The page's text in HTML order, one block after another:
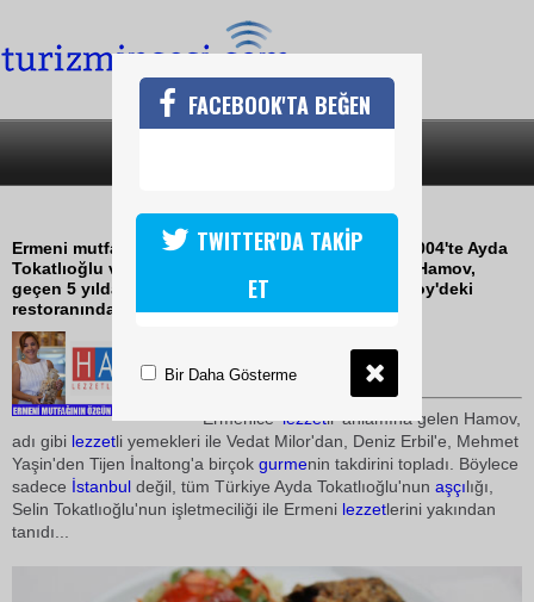
ERMENİ MUTFAĞI MODADA
Ermeni mutfağını İstanbullularla tanıştırmak için 2004'te Ayda
Tokatlıoğlu ve kızı Selin Tokatlıoğlu'nun kurduğu Hamov,
geçen 5 yılda birçok İstanbulluyu ve ünlüyü Ferikoy'deki
restoranında ağırladı
TURİZMİN SESİ
Ermenice 'lezzetli' anlamına gelen Hamov,
adı gibi lezzetli yemekleri ile Vedat Milor'dan, Deniz Erbil'e, Mehmet
Yaşin'den Tijen İnaltong'a birçok gurmenin takdirini topladı. Böylece
sadece İstanbul değil, tüm Türkiye Ayda Tokatlıoğlu'nun aşçılığı,
Selin Tokatlıoğlu'nun işletmeciliği ile Ermeni lezzetlerini yakından
tanıdı...
FACEBOOK'TA BEĞEN
TWITTER'DA TAKİP
ET
Bir Daha Gösterme